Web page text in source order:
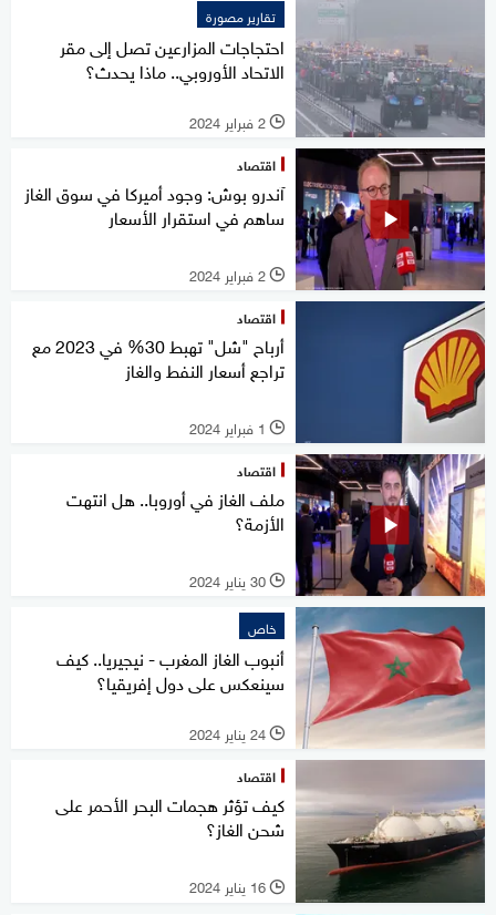
تقارير مصورة
احتجاجات المزارعين تصل إلى مقر
الاتحاد الأوروبي.. ماذا يحدث؟
l 2 فبراير 2024
اقتصاد
آندرو بوش: وجود أميركا في سوق الغاز
ساهم في استقرار الأسعار
l 2 فبراير 2024
اقتصاد
أرباح "شل" تهبط 30% في 2023 مع
تراجع أسعار النفط والغاز
l 1 فبراير 2024
اقتصاد
ملف الغاز في أوروبا.. هل انتهت
الأزمة؟
l 30 يناير 2024
خاص
أنبوب الغاز المغرب - نيجيريا.. كيف
سينعكس على دول إفريقيا؟
l 24 يناير 2024
اقتصاد
كيف تؤثر هجمات البحر الأحمر على
شحن الغاز؟
l 16 يناير 2024